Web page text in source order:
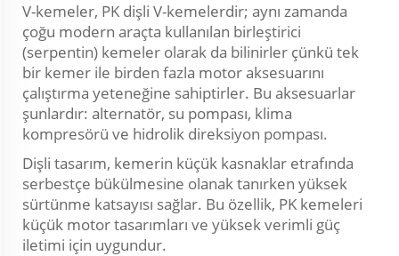
V-kemeler, PK dişli V-kemelerdir; aynı zamanda
çoğu modern araçta kullanılan birleştirici
(serpentin) kemeler olarak da bilinirler çünkü tek
bir kemer ile birden fazla motor aksesuarını
çalıştırma yeteneğine sahiptirler. Bu aksesuarlar
şunlardır: alternatör, su pompası, klima
kompresörü ve hidrolik direksiyon pompası.
Dişli tasarım, kemerin küçük kasnaklar etrafında
serbestçe bükülmesine olanak tanırken yüksek
sürtünme katsayısı sağlar. Bu özellik, PK kemeleri
küçük motor tasarımları ve yüksek verimli güç
iletimi için uygundur.